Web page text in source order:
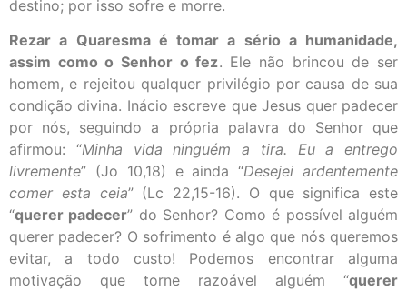
destino; por isso sofre e morre.
Rezar a Quaresma é tomar a sério a humanidade,
assim como o Senhor o fez. Ele não brincou de ser
homem, e rejeitou qualquer privilégio por causa de sua
condição divina. Inácio escreve que Jesus quer padecer
por nós, seguindo a própria palavra do Senhor que
afirmou: “Minha vida ninguém a tira. Eu a entrego
livremente” (Jo 10,18) e ainda “Desejei ardentemente
comer esta ceia” (Lc 22,15-16). O que significa este
“querer padecer” do Senhor? Como é possível alguém
querer padecer? O sofrimento é algo que nós queremos
evitar, a todo custo! Podemos encontrar alguma
motivação que torne razoável alguém “querer